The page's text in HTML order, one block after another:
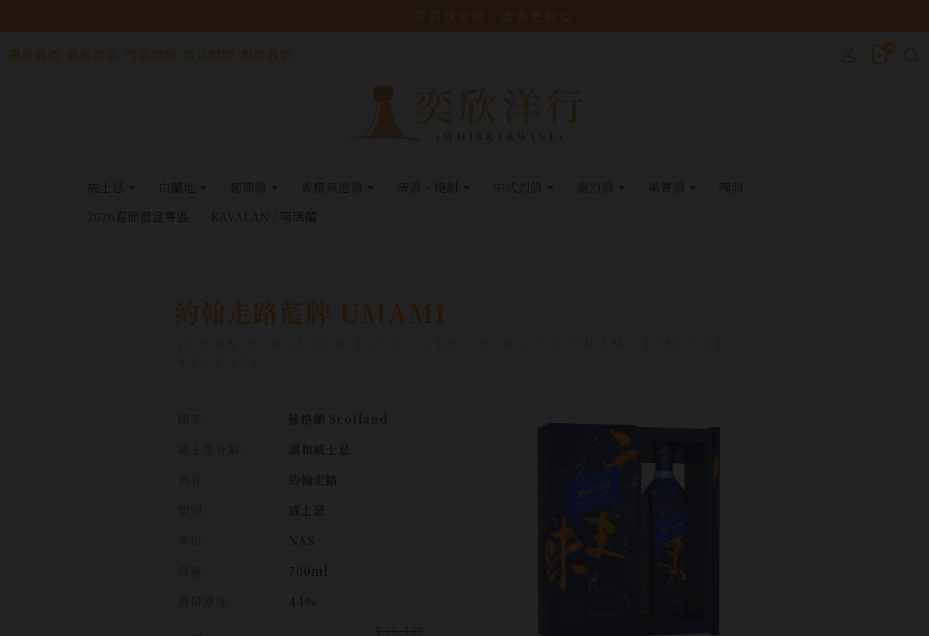
買酒找奕欣，讓您更放心
關於我們 最新消息 門市據點 常見問題 聯絡我們
威士忌 白蘭地 葡萄酒 香檳氣泡酒 清酒、燒酎 中式烈酒 調烈酒 果實酒
啤酒
2026春節禮盒專區
KAVALAN / 噶瑪蘭
約翰走路藍牌 UMAMI